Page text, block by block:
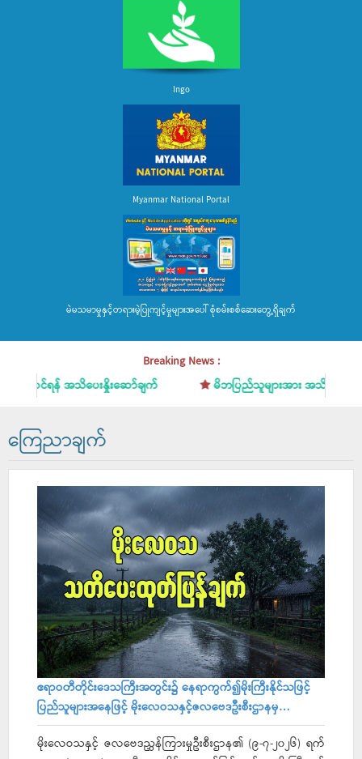
Ingo
Myanmar National Portal
မဲမသမာမှုနှင့်တရားမဲ့ပြုကျင့်မှုများအပေါ် စုံစမ်းစစ်ဆေးတွေ့ရှိချက်
Breaking News :
င်ရန် အသိပေးနှိုးဆော်ချက်
မိဘပြည်သူများအား အသိပေးနှိုးဆော်ခ
ကြေညာချက်
ဧရာဝတီတိုင်းဒေသကြီးအတွင်း‌၌ နေရာကွက်၍မိုးကြီးနိုင်သဖြင့်
ပြည်သူများအနေဖြင့် မိုးလေဝသနှင့်ဇလဗေဒဦးစီးဌာနမှ
မိုးလေဝသသတိပေးထုတ်ပြန်ချက်များကို လိုက်နာဆောင်ရွက်
ရန်လိုအပ်
မိုးလေဝသနှင့် ဇလဗေဒညွှန်ကြားမှုဦးစီးဌာန၏ (၉-၇-၂၀၂၆) ရက်